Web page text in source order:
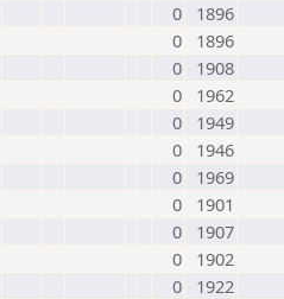
0
1896
0
1896
0
1908
0
1962
0
1949
0
1946
0
1969
0
1901
0
1907
0
1902
0
1922